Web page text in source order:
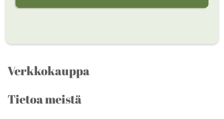
Verkkokauppa
Tietoa meistä